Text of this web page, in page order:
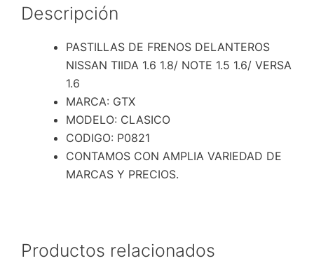
VERSA
1.6
Descripción
PASTILLAS DE FRENOS DELANTEROS
NISSAN TIIDA 1.6 1.8/ NOTE 1.5 1.6/ VERSA
1.6
MARCA: GTX
MODELO: CLASICO
CODIGO: P0821
CONTAMOS CON AMPLIA VARIEDAD DE
MARCAS Y PRECIOS.
Productos relacionados